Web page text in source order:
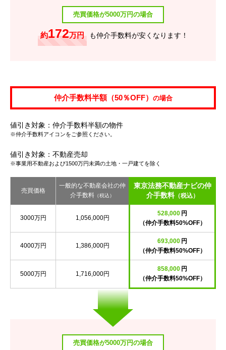
売買価格が5000万円の場合
約172万円 も仲介手数料が安くなります！
仲介手数料半額（50％OFF） の場合
値引き対象：仲介手数料半額の物件
※仲介手数料アイコンをご参照ください。
値引き対象：不動産売却
※事業用不動産および1500万円未満の土地・一戸建てを除く
売買価格
一般的な不動産会社の仲
介手数料 （税込）
東京法務不動産ナビの仲
介手数料（税込）
3000万円 1,056,000円
528,000 円
（仲介手数料50%OFF）
4000万円 1,386,000円
693,000 円
（仲介手数料50%OFF）
5000万円 1,716,000円
858,000 円
（仲介手数料50%OFF）
売買価格が5000万円の場合